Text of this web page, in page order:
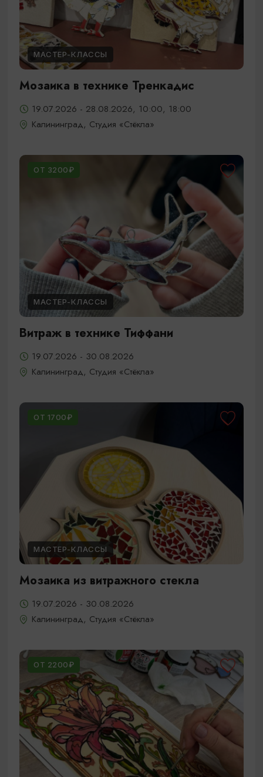
МАСТЕР-КЛАССЫ
Мозаика в технике Тренкадис
19.07.2026 - 28.08.2026, 10:00, 18:00
Калининград, Студия «Стёкла»
ОТ 3200₽
МАСТЕР-КЛАССЫ
Витраж в технике Тиффани
19.07.2026 - 30.08.2026
Калининград, Студия «Стёкла»
ОТ 1700₽
МАСТЕР-КЛАССЫ
Мозаика из витражного стекла
19.07.2026 - 30.08.2026
Калининград, Студия «Стёкла»
ОТ 2200₽